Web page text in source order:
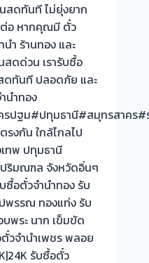
สดทันที ไม่ยุ่งยาก
ต่อ หากคุณมี ตั๋ว
นำ ร้านทอง และ
สดด่วน เรารับซื้อ
ดทันที ปลอดภัย และ
นำทอง
ปฐม#ปทุมธานี#สมุทรสาคร#
รงกัน ใกล้ไกลไป
ทพ ปทุมธานี
ริมณฑล จังหวัดอิ่นๆ
ซื้อตั๋วจำนำทอง รับ
พรรณ ทองแท่ง รับ
พระ นาก เข็มขัด
วจำนำเพชร พลอย
รับซื้อตั๋ว